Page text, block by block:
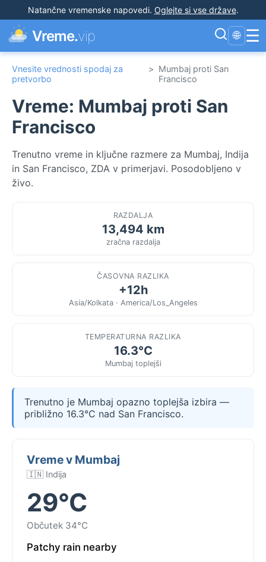
Natančne vremenske napovedi. Oglejte si vse države.
Vreme.vip 🌐 ☰
Vnesite vrednosti spodaj za
pretvorbo
> Mumbaj proti San
Francisco
Vreme: Mumbaj proti San
Francisco
Trenutno vreme in ključne razmere za Mumbaj, Indija
in San Francisco, ZDA v primerjavi. Posodobljeno v
živo.
RAZDALJA
13,494 km
zračna razdalja
ČASOVNA RAZLIKA
+12h
Asia/Kolkata · America/Los_Angeles
TEMPERATURNA RAZLIKA
16.3°C
Mumbaj toplejši
Trenutno je Mumbaj opazno toplejša izbira —
približno 16.3°C nad San Francisco.
Vreme v Mumbaj
🇮🇳 Indija
29°C
Občutek 34°C
Patchy rain nearby